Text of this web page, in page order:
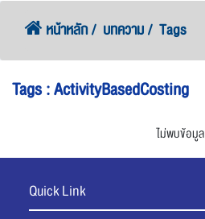
หน้าหลัก บทความ Tags
Tags : ActivityBasedCosting
ไม่พบข้อมูล
Quick Link